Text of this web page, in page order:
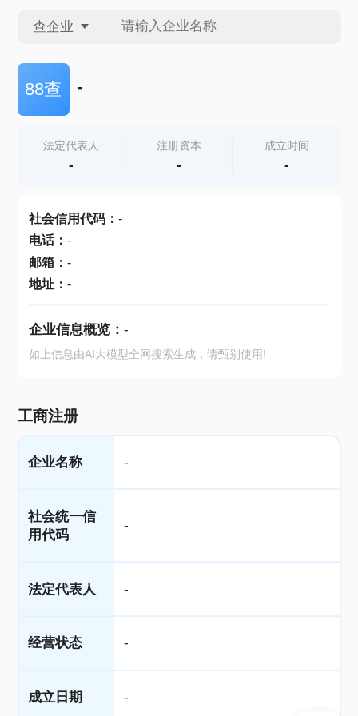
查企业
查企业
查产地
88查 -
法定代表人
-
注册资本
-
成立时间
-
社会信用代码： -
电话： -
邮箱： -
地址： -
企业信息概览： -
如上信息由AI大模型全网搜索生成，请甄别使用!
工商注册
企业名称 -
社会统一信
用代码
-
法定代表人 -
经营状态 -
成立日期 -